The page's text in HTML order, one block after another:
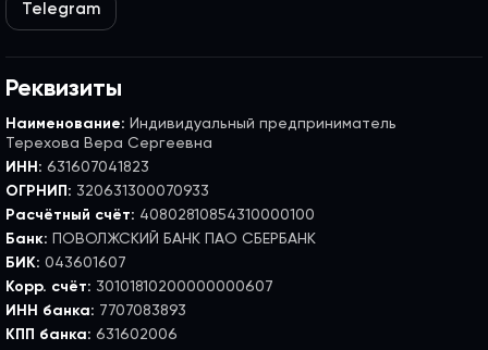
Telegram
Реквизиты
Наименование: Индивидуальный предприниматель
Терехова Вера Сергеевна
ИНН: 631607041823
ОГРНИП: 320631300070933
Расчётный счёт: 40802810854310000100
Банк: ПОВОЛЖСКИЙ БАНК ПАО СБЕРБАНК
БИК: 043601607
Корр. счёт: 30101810200000000607
ИНН банка: 7707083893
КПП банка: 631602006